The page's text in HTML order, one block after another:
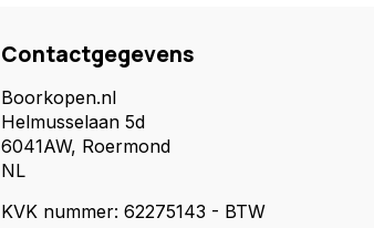
Contactgegevens
Boorkopen.nl
Helmusselaan 5d
6041AW, Roermond
NL
KVK nummer: 62275143 - BTW